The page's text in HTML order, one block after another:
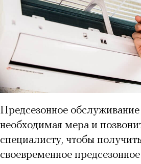
Предсезонное обслуживание
необходимая мера и
специалисту, чтобы
своевременное